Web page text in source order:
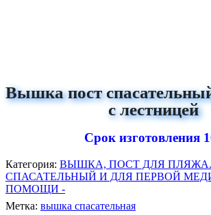
Вышка пост
с лестницей
Срок изготовления
Категория: ВЫШКА, ПОСТ ДЛЯ ПЛЯЖА.
СПАСАТЕЛЬНЫЙ И ДЛЯ ПЕРВОЙ
ПОМОЩИ -
Метка: вышка спасательная